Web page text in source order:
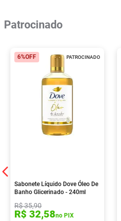
Patrocinado
PATROCINADO
6%OFF
Sabonete Líquido Dove Óleo De
Banho Glicerinado - 240ml
R$35,90
R$ 32,58no PIX